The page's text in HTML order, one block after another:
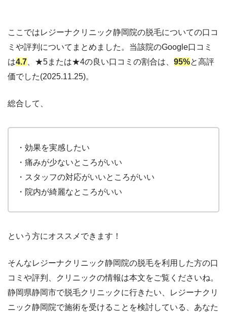
ここではレジーナクリニック静岡 院の脱毛についての口コ
ミや評判についてまとめました。当該院のGoogle口コミ
は4.7 、★5または★4の良い口コミの割合は、 95%と高評
価でした(2025.11.25)。
総合して、
・効果を実感したい
・痛みが少ないところがいい
・スタッフの対応がいいところがいい
・院内が綺麗なところがいい
という方にオススメできます！
そんなレジーナクリニック静岡 院の脱毛を利用した方の口
コミや評判、クリニックの情報は本文をご覧くださいね。
静岡県静岡市で脱毛クリニックに行きたい、レジーナクリ
ニック静岡 院で施術を受けることを検討している、あなた